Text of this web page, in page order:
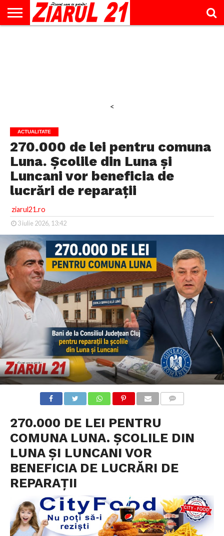
<
ACTUALITATE
270.000 de lei pentru comuna
Luna. Școlile din Luna și
Luncani vor beneficia de
lucrări de reparații
ziarul21.ro
3 iulie 2026, 13:42
270.000 DE LEI PENTRU
COMUNA LUNA. ȘCOLILE DIN
LUNA ȘI LUNCANI VOR
BENEFICIA DE LUCRĂRI DE
REPARAȚII